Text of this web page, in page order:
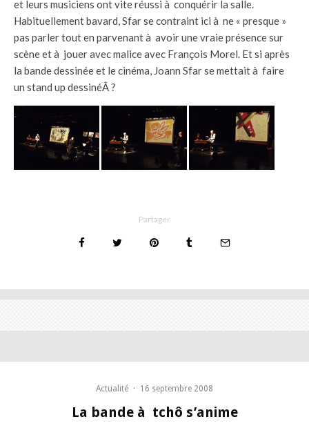
et leurs musiciens ont vite réussi à conquérir la salle.
Habituellement bavard, Sfar se contraint ici à ne « presque »
pas parler tout en parvenant à avoir une vraie présence sur
scène et à jouer avec malice avec François Morel. Et si après
la bande dessinée et le cinéma, Joann Sfar se mettait à faire
un stand up dessinéÂ ?
Partager
Actualité · 16 septembre 2008
La bande à tchô s’anime